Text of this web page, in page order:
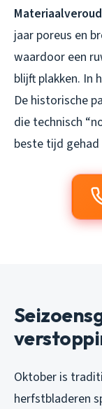
jaar poreus en
waardoor een
blijft plakken. In
De historische
die technisch
beste tijd gehad
Oktober is
herfstbladeren